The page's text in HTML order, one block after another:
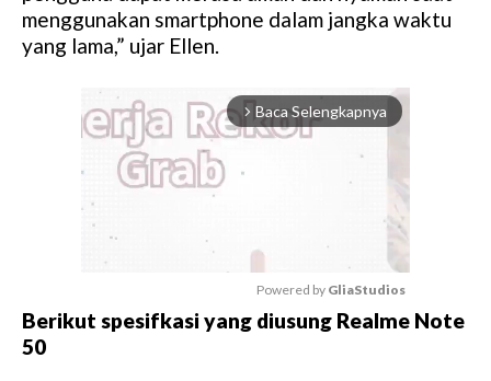
menggunakan smartphone dalam jangka waktu
yang lama,” ujar Ellen.
arrow_forward_ios Baca Selengkapnya
M
Powered by GliaStudios
Berikut spesifkasi yang diusung Realme Note
50